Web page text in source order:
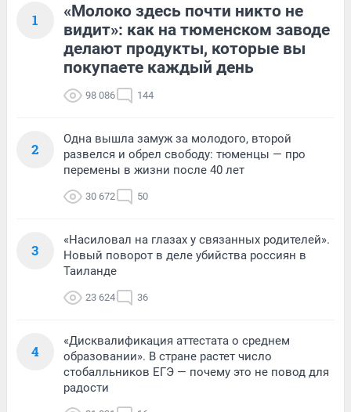
1
«Молоко здесь почти никто не
видит»: как на тюменском заводе
делают продукты, которые вы
покупаете каждый день
98 086 144
2
Одна вышла замуж за молодого, второй
развелся и обрел свободу: тюменцы — про
перемены в жизни после 40 лет
30 672 50
3
«Насиловал на глазах у связанных родителей».
Новый поворот в деле убийства россиян в
Таиланде
23 624 36
4
«Дисквалификация аттестата о среднем
образовании». В стране растет число
стобалльников ЕГЭ — почему это не повод для
радости